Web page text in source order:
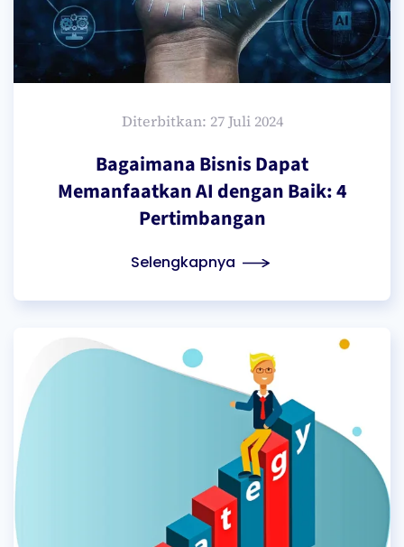
Diterbitkan: 27 Juli 2024
Bagaimana Bisnis Dapat
Memanfaatkan AI dengan Baik: 4
Pertimbangan
Selengkapnya